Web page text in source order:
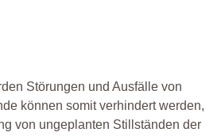
Störungen und Ausfälle von
können somit verhindert werden,
von ungeplanten Stillständen der